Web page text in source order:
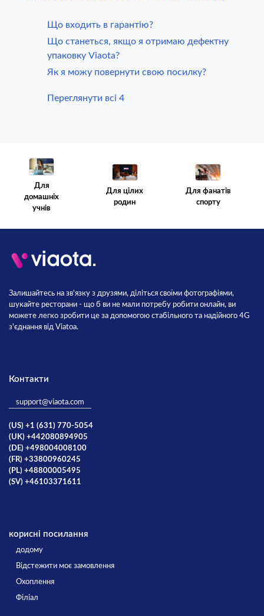
Що входить в гарантію?
Що станеться, якщо я отримаю дефектну
упаковку Viaota?
Як я можу повернути свою посилку?
Переглянути всі 4
Для
домашніх
учнів
Для цілих
родин
Для фанатів
спорту
Залишайтесь на зв'язку з друзями, діліться своїми фотографіями,
шукайте ресторани - що б ви не мали потребу робити онлайн, ви
можете легко зробити це за допомогою стабільного та надійного 4G
з'єднання від Viatoa.
Контакти
support@viaota.com
(US) +1 (631) 770-5054
(UK) +442080894905
(DE) +498004008100
(FR) +33800960245
(PL) +48800005495
(SV) +46103371611
корисні посилання
додому
Відстежити моє замовлення
Охоплення
Філіал